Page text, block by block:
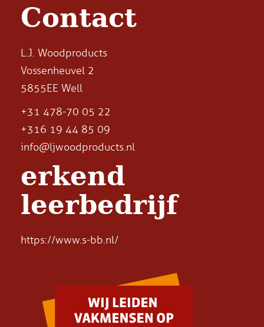
Contact
L.J. Woodproducts
Vossenheuvel 2
5855EE Well
+31 478-70 05 22
+316 19 44 85 09
info@ljwoodproducts.nl
erkend
leerbedrijf
https://www.s-bb.nl/